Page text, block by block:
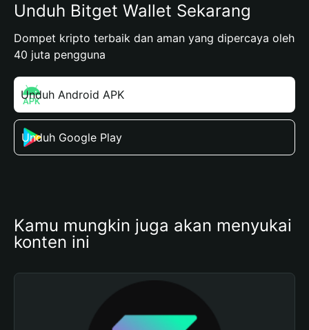
Unduh Bitget Wallet Sekarang
Dompet kripto terbaik dan aman yang dipercaya oleh
40 juta pengguna
Unduh Android APK
Unduh Google Play
Kamu mungkin juga akan menyukai
konten ini